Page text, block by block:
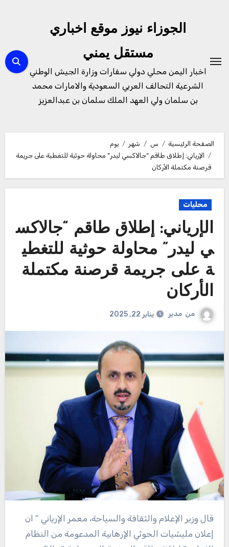
الجوزاء نيوز موقع اخباري
مستقل يمني
اخبار اليمن محلي دولي سفارات وزارة الجيش الوطني
الشرعية التحالف العربي السعودية والامارات محمد
بن سلمان ولي العهد الملك سلمان بن عبدالعزيز
الصفحة الرئيسية س شهر
يوم
الإرياني: إطلاق طاقم “جالاكسي ليدر” محاولة حوثية للتغطية على جريمة
قرصنة مكتملة الأركان
محليات
الإرياني: إطلاق طاقم “جالاكس
ي ليدر” محاولة حوثية للتغطي
ة على جريمة قرصنة مكتملة
الأركان
من مدير يناير 22, 2025
قال وزير الإعلام والثقافة والسياحة، معمر الإرياني ” ان
إعلان مليشيات الحوثي الإرهابية المدعومة من النظام